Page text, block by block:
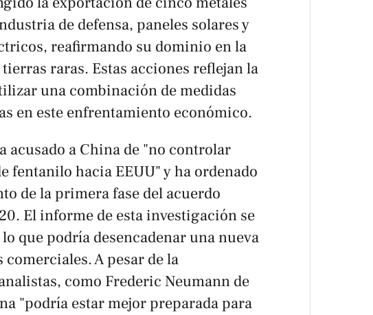
de defensa, paneles solares y
reafirmando su dominio en la
raras. Estas acciones reflejan la
una combinación de medidas
en este enfrentamiento económico.
acusado a China de "no controlar
fentanilo hacia EEUU" y ha ordenado
de la primera fase del acuerdo
El informe de esta investigación se
que podría desencadenar una nueva
comerciales. A pesar de la
como Frederic Neumann de
"podría estar mejor preparada para